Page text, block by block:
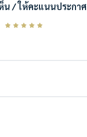
น / ให้คะแนนประกาศ